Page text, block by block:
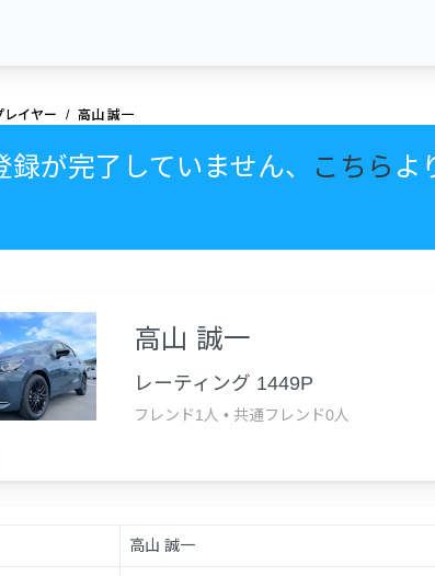
レイヤー 高山 誠一
録が完了していません、 こちら よ
高山 誠一
レーティング 1449P
フレンド1人 • 共通フレンド0人
高山 誠一